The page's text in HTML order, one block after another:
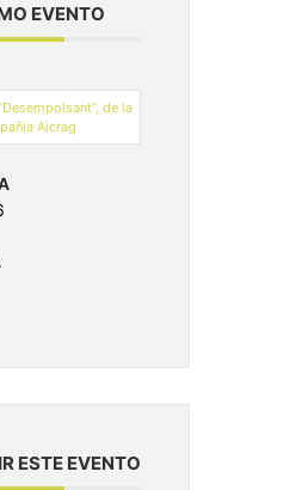
EVENTO
de la
Aicrag
ESTE EVENTO